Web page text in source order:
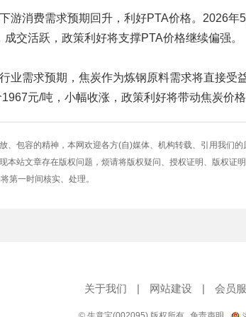
游消费需求预期回升，利好PTA价格。2026年
交活跃，政策利好将支撑PTA价格继续偏强。
业需求预期，焦炭作为炼钢原料需求将直接受
元/吨，小幅收涨，政策利好将带动焦炭价格
、包容的精神，本网欢迎各方(自)媒体、机构转载、引用我们
本站文章存在版权问题，烦请将版权疑问、授权证明、版权证
将第一时间核实、处理。
关于我们 | 网站建设 | 会员